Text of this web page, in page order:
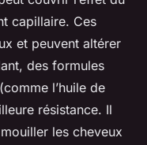
capillaire. Ces
et peuvent altérer
des formules
l’huile de
résistance. Il
les cheveux